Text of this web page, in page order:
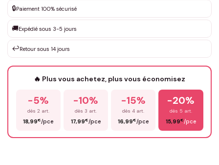
Que souhaitez-vous ?*
Votre texte / idée*
Prénom*
🔒Paiement 100% sécurisé
🚚Expédié sous 3-5 jours
↩️Retour sous 14 jours
🔥 Plus vous achetez, plus vous économisez
-5%
dès 2 art.
18,99€/pce
-10%
dès 3 art.
17,99€/pce
-15%
dès 4 art.
16,99€/pce
-20%
dès 5 art.
15,99€/pce